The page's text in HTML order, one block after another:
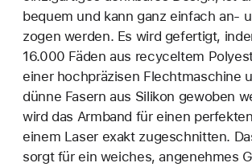
bequem und kann ganz einfach an‑
zogen werden. Es wird gefertigt,
16.000 Fäden aus recyceltem
einer hoch­präzisen Flecht­maschine
dünne Fasern aus Silikon gewoben
wird das Armband für einen
einem Laser exakt zuge­schnitten.
sorgt für ein weiches, angenehmes